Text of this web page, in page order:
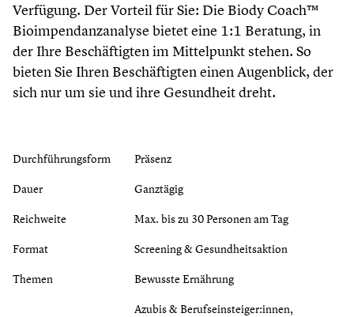
Verfügung. Der Vorteil für Sie: Die Biody Coach™
Bioimpendanzanalyse bietet eine 1:1 Beratung, in
der Ihre Beschäftigten im Mittelpunkt stehen. So
bieten Sie Ihren Beschäftigten einen Augenblick, der
sich nur um sie und ihre Gesundheit dreht.
Durchführungsform
Präsenz
Dauer
Ganztägig
Reichweite
Max. bis zu 30 Personen am Tag
Format
Screening & Gesundheitsaktion
Themen
Bewusste Ernährung
Azubis & Berufseinsteiger:innen,